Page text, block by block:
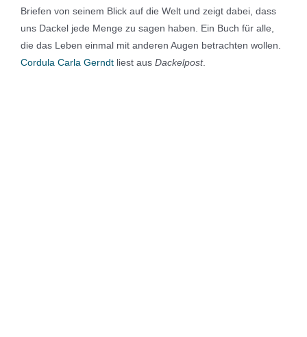
Briefen von seinem Blick auf die Welt und zeigt dabei, dass
uns Dackel jede Menge zu sagen haben. Ein Buch für alle,
die das Leben einmal mit anderen Augen betrachten wollen.
Cordula Carla Gerndt liest aus Dackelpost.